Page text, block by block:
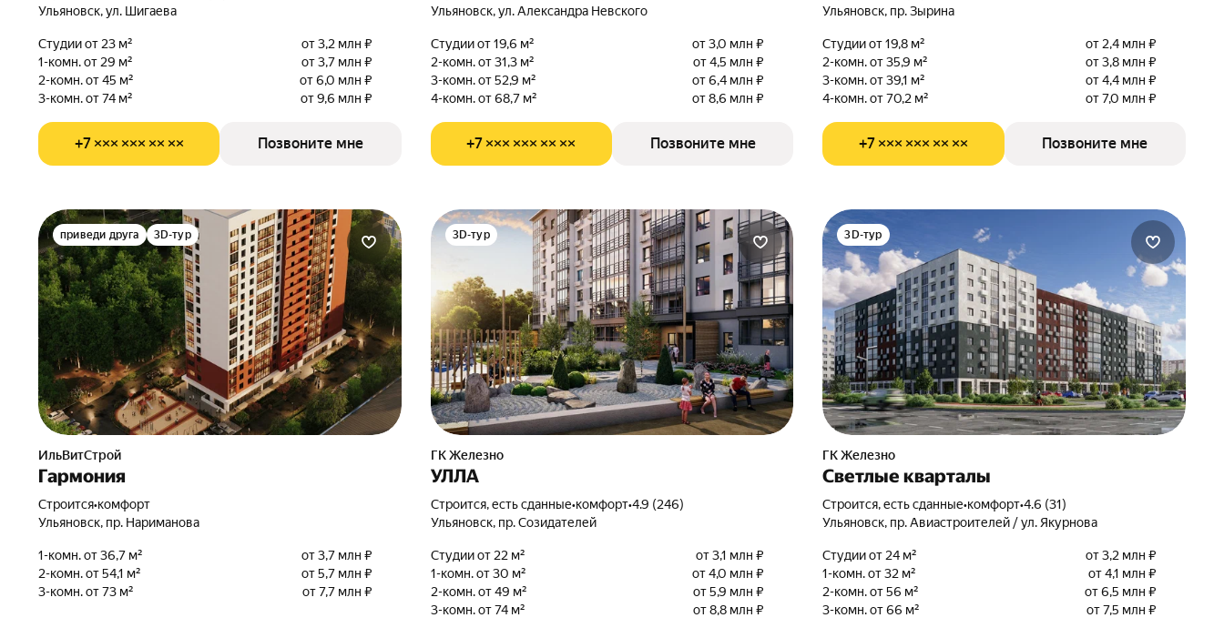
Ульяновск, ул. Шигаева
Студии от 23 м²
от 3,2 млн ₽
1-комн. от 29 м²
от 3,7 млн ₽
2-комн. от 45 м²
от 6,0 млн ₽
3-комн. от 74 м²
от 9,6 млн ₽
+7 ××× ××× ×× ×× Позвоните мне
Ульяновск, ул. Александра Невского
Студии от 19,6 м²
от 3,0 млн ₽
2-комн. от 31,3 м²
от 4,5 млн ₽
3-комн. от 52,9 м²
от 6,4 млн ₽
4-комн. от 68,7 м²
от 8,6 млн ₽
+7 ××× ××× ×× ×× Позвоните мне
Ульяновск, пр. Зырина
Студии от 19,8 м²
от 2,4 млн ₽
2-комн. от 35,9 м²
от 3,8 млн ₽
3-комн. от 39,1 м²
от 4,4 млн ₽
4-комн. от 70,2 м²
от 7,0 млн ₽
+7 ××× ××× ×× ×× Позвоните мне
приведи друга 3D-тур
ИльВитСтрой
Гармония
Строится•комфорт
Ульяновск, пр. Нариманова
1-комн. от 36,7 м²
от 3,7 млн ₽
2-комн. от 54,1 м²
от 5,7 млн ₽
3-комн. от 73 м²
от 7,7 млн ₽
3D-тур
ГК Железно
УЛЛА
Строится, есть сданные•комфорт•4.9 (246)
Ульяновск, пр. Созидателей
Студии от 22 м²
от 3,1 млн ₽
1-комн. от 30 м²
от 4,0 млн ₽
2-комн. от 49 м²
от 5,9 млн ₽
3-комн. от 74 м²
от 8,8 млн ₽
3D-тур
ГК Железно
Светлые кварталы
Строится, есть сданные•комфорт•4.6 (31)
Ульяновск, пр. Авиастроителей / ул. Якурнова
Студии от 24 м²
от 3,2 млн ₽
1-комн. от 32 м²
от 4,1 млн ₽
2-комн. от 56 м²
от 6,5 млн ₽
3-комн. от 66 м²
от 7,5 млн ₽